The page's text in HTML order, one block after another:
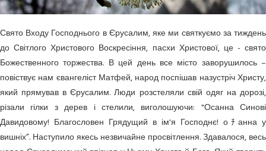
Свято Входу Господнього в Єрусалим, яке ми святкуємо за тиждень
до Світлого Христового Воскресіння, пасхи Христової, це - свято
Божественного торжества. В цей день все місто заворушилось –
повіствує нам євангеліст Матфей, народ поспішав назустріч Христу,
який прямував в Єрусалим. Люди розстеляли свій одяг на дорозі,
різали гілки з дерев і стелили, виголошуючи: "Осанна Синові
Давидовому! Благословен Грядущий в ім'я Господнє! оﾁанна у
вишніх”. Наступило якесь незвичайне просвітлення. Здавалося, весь